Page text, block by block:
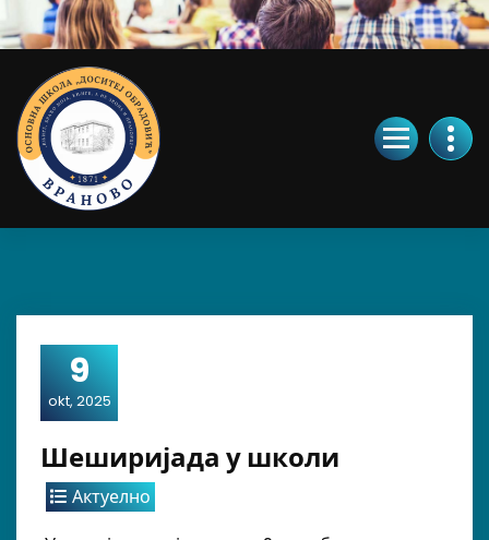
to
Content
9
okt, 2025
Шеширијада у школи
Актуелно